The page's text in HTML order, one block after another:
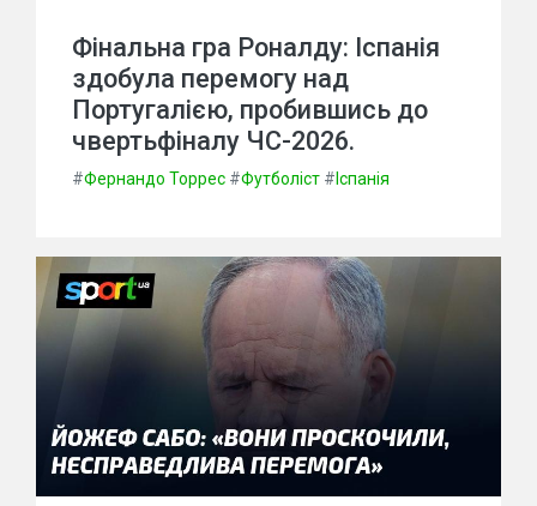
Фінальна гра Роналду: Іспанія
здобула перемогу над
Португалією, пробившись до
чвертьфіналу ЧС-2026.
#Фернандо Торрес #Футболіст # Іспанія